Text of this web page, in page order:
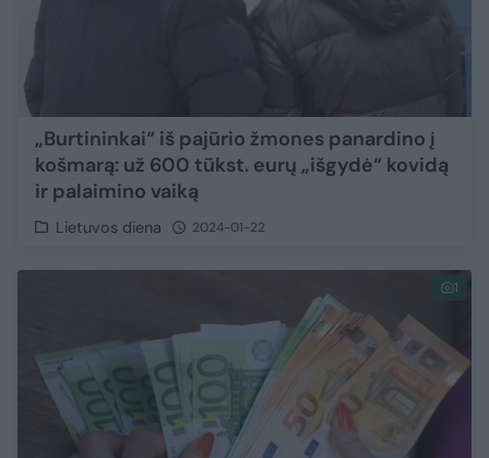
„Burtininkai“ iš pajūrio žmones panardino į
košmarą: už 600 tūkst. eurų „išgydė“ kovidą
ir palaimino vaiką
Lietuvos diena 2024-01-22
1